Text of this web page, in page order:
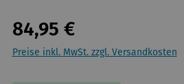
84,95 €
Preise inkl. MwSt. zzgl. Versandkosten